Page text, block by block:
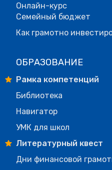
Онлайн-курс
Семейный бюджет
Как грамотно
ОБРАЗОВАНИЕ
Рамка компетенций
Библиотека
Навигатор
УМК для школ
Литературный квест
Дни финансовой